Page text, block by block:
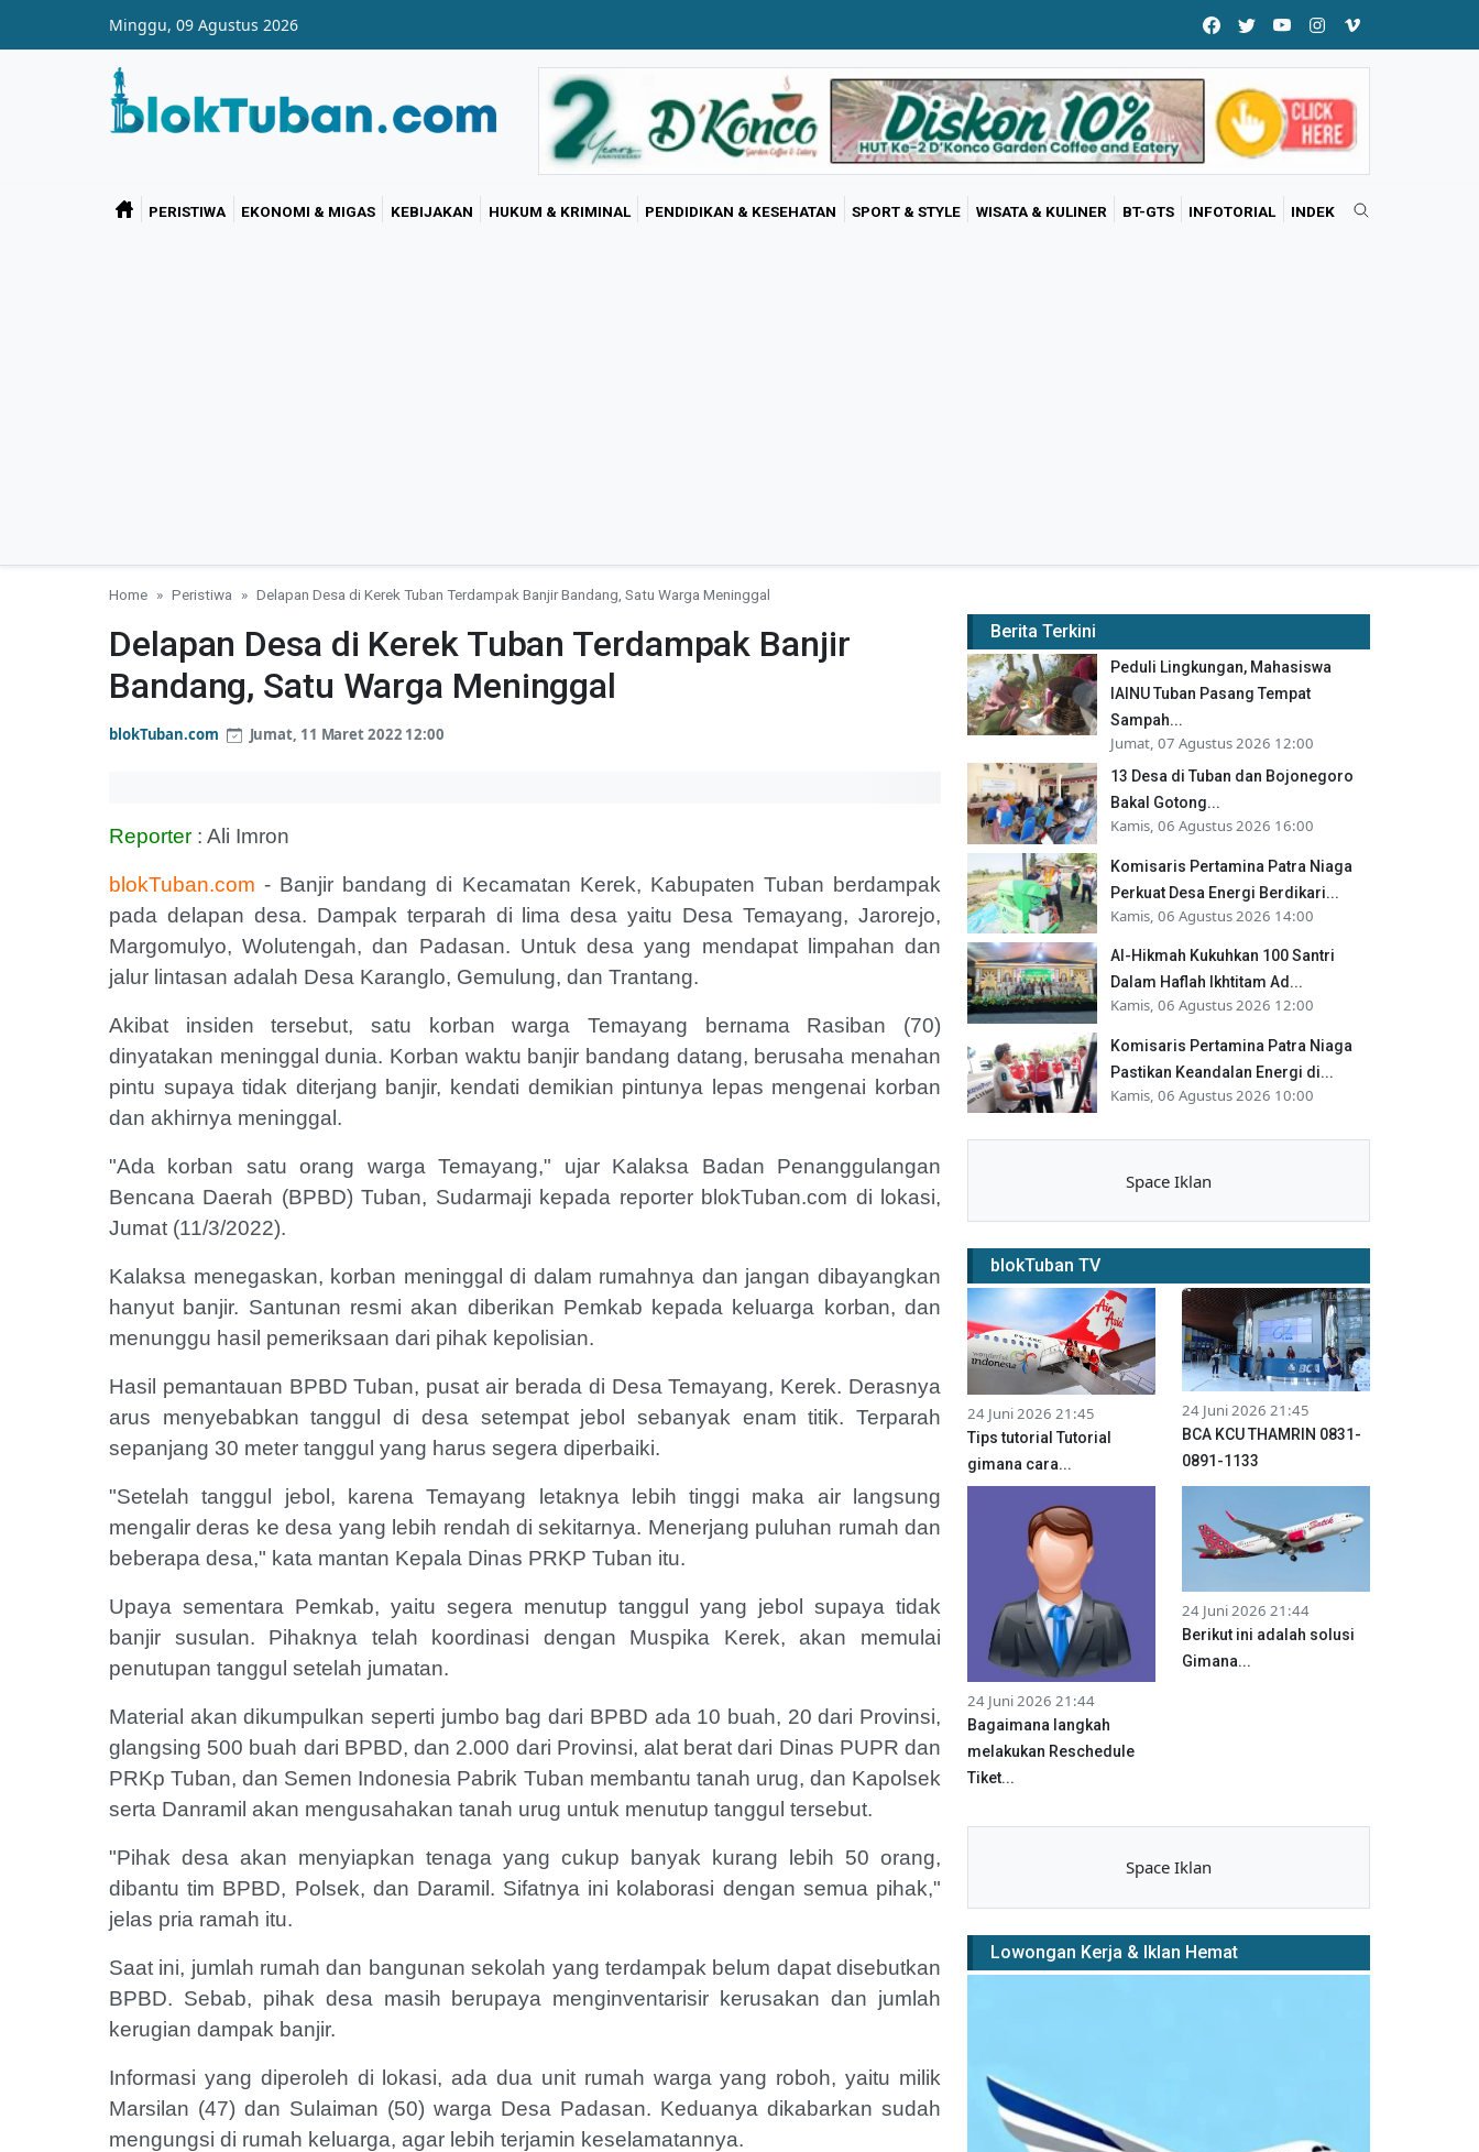
Minggu, 09 Agustus 2026
PERISTIWA EKONOMI & MIGAS KEBIJAKAN HUKUM & KRIMINAL PENDIDIKAN & KESEHATAN SPORT & STYLE WISATA & KULINER BT-GTS INFOTORIAL INDEK
Home Peristiwa Delapan Desa di Kerek Tuban Terdampak Banjir Bandang, Satu Warga Meninggal
Delapan Desa di Kerek Tuban Terdampak Banjir
Bandang, Satu Warga Meninggal
blokTuban.com Jumat, 11 Maret 2022 12:00
Reporter : Ali Imron
blokTuban.com - Banjir bandang di Kecamatan Kerek, Kabupaten Tuban berdampak
pada delapan desa. Dampak terparah di lima desa yaitu Desa Temayang, Jarorejo,
Margomulyo, Wolutengah, dan Padasan. Untuk desa yang mendapat limpahan dan
jalur lintasan adalah Desa Karanglo, Gemulung, dan Trantang.
Akibat insiden tersebut, satu korban warga Temayang bernama Rasiban (70)
dinyatakan meninggal dunia. Korban waktu banjir bandang datang, berusaha menahan
pintu supaya tidak diterjang banjir, kendati demikian pintunya lepas mengenai korban
dan akhirnya meninggal.
"Ada korban satu orang warga Temayang," ujar Kalaksa Badan Penanggulangan
Bencana Daerah (BPBD) Tuban, Sudarmaji kepada reporter blokTuban.com di lokasi,
Jumat (11/3/2022).
Kalaksa menegaskan, korban meninggal di dalam rumahnya dan jangan dibayangkan
hanyut banjir. Santunan resmi akan diberikan Pemkab kepada keluarga korban, dan
menunggu hasil pemeriksaan dari pihak kepolisian.
Hasil pemantauan BPBD Tuban, pusat air berada di Desa Temayang, Kerek. Derasnya
arus menyebabkan tanggul di desa setempat jebol sebanyak enam titik. Terparah
sepanjang 30 meter tanggul yang harus segera diperbaiki.
"Setelah tanggul jebol, karena Temayang letaknya lebih tinggi maka air langsung
mengalir deras ke desa yang lebih rendah di sekitarnya. Menerjang puluhan rumah dan
beberapa desa," kata mantan Kepala Dinas PRKP Tuban itu.
Upaya sementara Pemkab, yaitu segera menutup tanggul yang jebol supaya tidak
banjir susulan. Pihaknya telah koordinasi dengan Muspika Kerek, akan memulai
penutupan tanggul setelah jumatan.
Material akan dikumpulkan seperti jumbo bag dari BPBD ada 10 buah, 20 dari Provinsi,
glangsing 500 buah dari BPBD, dan 2.000 dari Provinsi, alat berat dari Dinas PUPR dan
PRKp Tuban, dan Semen Indonesia Pabrik Tuban membantu tanah urug, dan Kapolsek
serta Danramil akan mengusahakan tanah urug untuk menutup tanggul tersebut.
"Pihak desa akan menyiapkan tenaga yang cukup banyak kurang lebih 50 orang,
dibantu tim BPBD, Polsek, dan Daramil. Sifatnya ini kolaborasi dengan semua pihak,"
jelas pria ramah itu.
Saat ini, jumlah rumah dan bangunan sekolah yang terdampak belum dapat disebutkan
BPBD. Sebab, pihak desa masih berupaya menginventarisir kerusakan dan jumlah
kerugian dampak banjir.
Informasi yang diperoleh di lokasi, ada dua unit rumah warga yang roboh, yaitu milik
Marsilan (47) dan Sulaiman (50) warga Desa Padasan. Keduanya dikabarkan sudah
mengungsi di rumah keluarga, agar lebih terjamin keselamatannya.
Berita Terkini
Peduli Lingkungan, Mahasiswa
IAINU Tuban Pasang Tempat
Sampah...
Jumat, 07 Agustus 2026 12:00
13 Desa di Tuban dan Bojonegoro
Bakal Gotong...
Kamis, 06 Agustus 2026 16:00
Komisaris Pertamina Patra Niaga
Perkuat Desa Energi Berdikari...
Kamis, 06 Agustus 2026 14:00
Al-Hikmah Kukuhkan 100 Santri
Dalam Haflah Ikhtitam Ad...
Kamis, 06 Agustus 2026 12:00
Komisaris Pertamina Patra Niaga
Pastikan Keandalan Energi di...
Kamis, 06 Agustus 2026 10:00
Space Iklan
blokTuban TV
24 Juni 2026 21:45
Tips tutorial Tutorial
gimana cara...
24 Juni 2026 21:45
BCA KCU THAMRIN 0831-
0891-1133
24 Juni 2026 21:44
Bagaimana langkah
melakukan Reschedule
Tiket...
24 Juni 2026 21:44
Berikut ini adalah solusi
Gimana...
Space Iklan
Lowongan Kerja & Iklan Hemat